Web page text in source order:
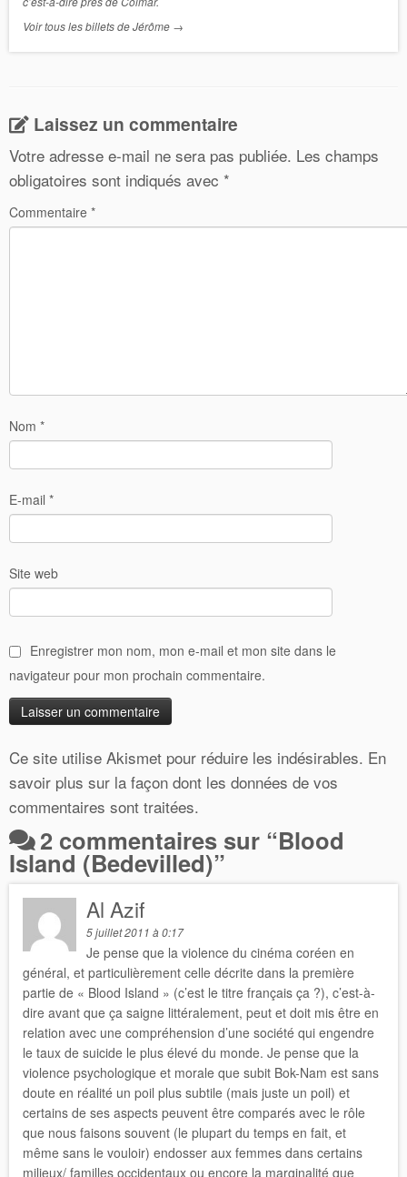
Voir tous les billets de Jérôme →
Laissez un commentaire
Votre adresse e-mail ne sera pas publiée. Les champs
obligatoires sont indiqués avec *
Commentaire *
Nom *
E-mail *
Site web
Enregistrer mon nom, mon e-mail et mon site dans le
navigateur pour mon prochain commentaire.
Ce site utilise Akismet pour réduire les indésirables. En
savoir plus sur la façon dont les données de vos
commentaires sont traitées.
2 commentaires sur “Blood
Island (Bedevilled)”
Al Azif
5 juillet 2011 à 0:17
Je pense que la violence du cinéma coréen en
général, et particulièrement celle décrite dans la première
partie de « Blood Island » (c’est le titre français ça ?), c’est-à-
dire avant que ça saigne littéralement, peut et doit mis être en
relation avec une compréhension d’une société qui engendre
le taux de suicide le plus élevé du monde. Je pense que la
violence psychologique et morale que subit Bok-Nam est sans
doute en réalité un poil plus subtile (mais juste un poil) et
certains de ses aspects peuvent être comparés avec le rôle
que nous faisons souvent (le plupart du temps en fait, et
même sans le vouloir) endosser aux femmes dans certains
milieux/ familles occidentaux ou encore la marginalité que